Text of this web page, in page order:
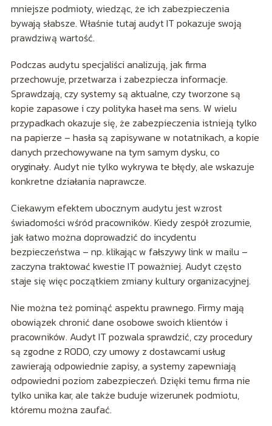
mniejsze podmioty, wiedząc, że ich zabezpieczenia
bywają słabsze. Właśnie tutaj audyt IT pokazuje swoją
prawdziwą wartość.
Podczas audytu specjaliści analizują, jak firma
przechowuje, przetwarza i zabezpiecza informacje.
Sprawdzają, czy systemy są aktualne, czy tworzone są
kopie zapasowe i czy polityka haseł ma sens. W wielu
przypadkach okazuje się, że zabezpieczenia istnieją tylko
na papierze – hasła są zapisywane w notatnikach, a kopie
danych przechowywane na tym samym dysku, co
oryginały. Audyt nie tylko wykrywa te błędy, ale wskazuje
konkretne działania naprawcze.
Ciekawym efektem ubocznym audytu jest wzrost
świadomości wśród pracowników. Kiedy zespół zrozumie,
jak łatwo można doprowadzić do incydentu
bezpieczeństwa – np. klikając w fałszywy link w mailu –
zaczyna traktować kwestie IT poważniej. Audyt często
staje się więc początkiem zmiany kultury organizacyjnej.
Nie można też pominąć aspektu prawnego. Firmy mają
obowiązek chronić dane osobowe swoich klientów i
pracowników. Audyt IT pozwala sprawdzić, czy procedury
są zgodne z RODO, czy umowy z dostawcami usług
zawierają odpowiednie zapisy, a systemy zapewniają
odpowiedni poziom zabezpieczeń. Dzięki temu firma nie
tylko unika kar, ale także buduje wizerunek podmiotu,
któremu można zaufać.